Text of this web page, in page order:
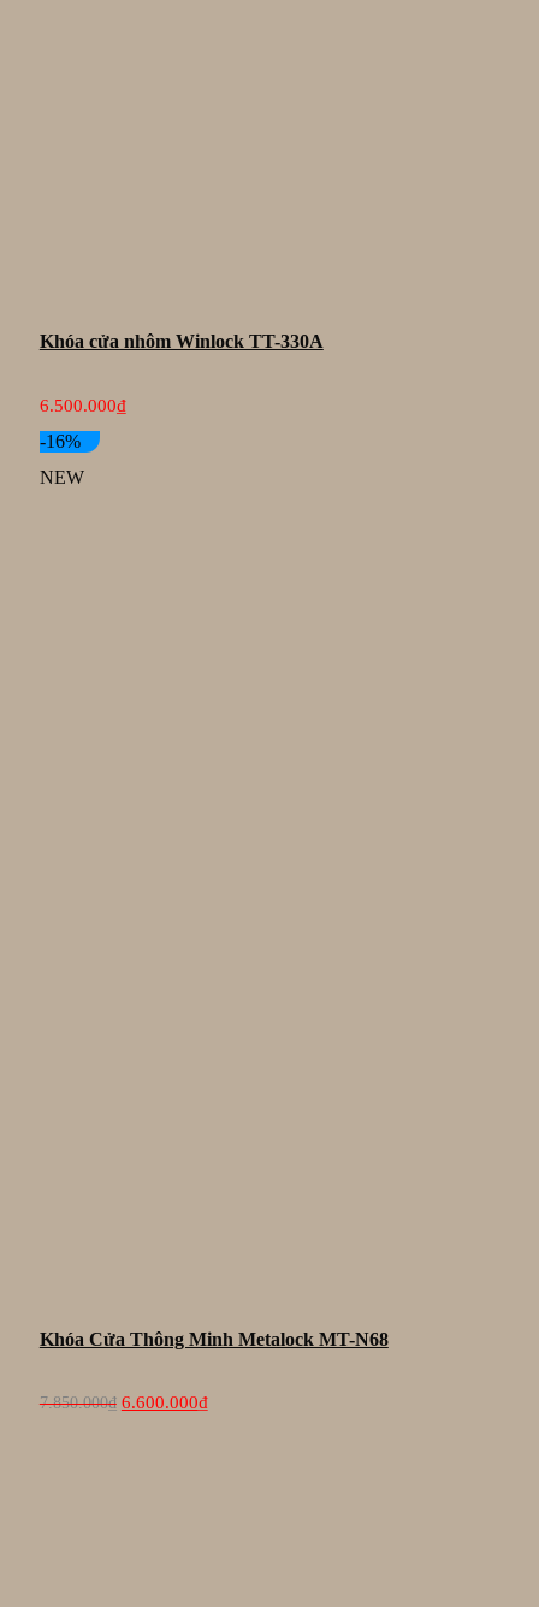
Khóa cửa nhôm Winlock TT-330A
6.500.000₫
-16%
NEW
Khóa Cửa Thông Minh Metalock MT-N68
7.850.000₫
Giá
gốc
6.600.000₫Giá
hiện